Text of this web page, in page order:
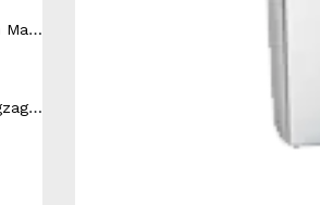
D
öşeme Tabancaları & Kesim Makineleri
E
lastik Kolon, Fitil, Biye & Zigzag Yay Çeşitleri